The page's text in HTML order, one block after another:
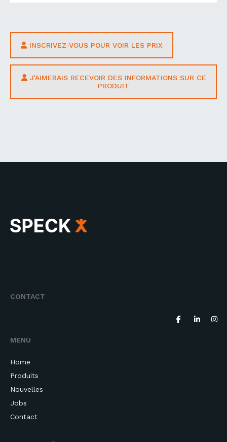
INSCRIVEZ-VOUS POUR VOIR LES PRIX
J'AIMERAIS RECEVOIR DES INFORMATIONS SUR CE
PRODUIT
CONTACT
MENU
Home
Produits
Nouvelles
Jobs
Contact